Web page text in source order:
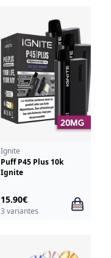
Ignite
Puff P45 Plus 10k
Ignite
15.90€
3 variantes